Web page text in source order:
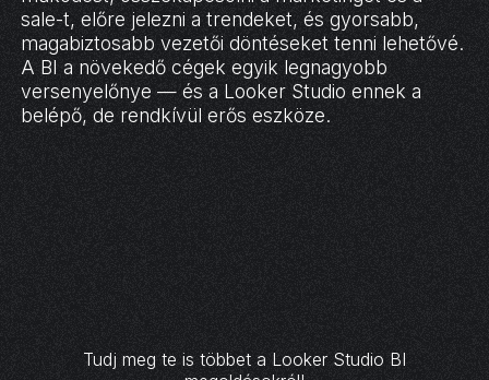
sale-t, előre jelezni a trendeket, és gyorsabb,
magabiztosabb vezetői döntéseket tenni lehetővé.
A BI a növekedő cégek egyik legnagyobb
versenyelőnye — és a Looker Studio ennek a
belépő, de rendkívül erős eszköze.
Tudj meg te is többet a Looker Studio BI